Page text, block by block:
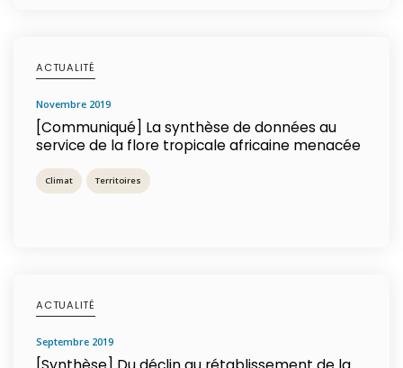
ACTUALITÉ
novembre 2019
[Communiqué] La synthèse de données au
service de la flore tropicale africaine menacée
Climat Territoires
ACTUALITÉ
septembre 2019